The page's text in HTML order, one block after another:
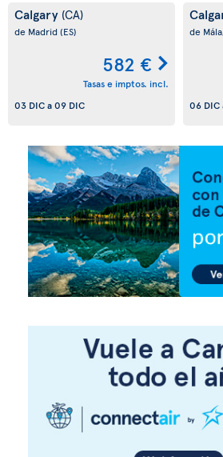
Calgary (CA)
de Madrid(ES)
582 €
Tasas e imptos. incl.
03 DICa09 DIC
de
06 DIC